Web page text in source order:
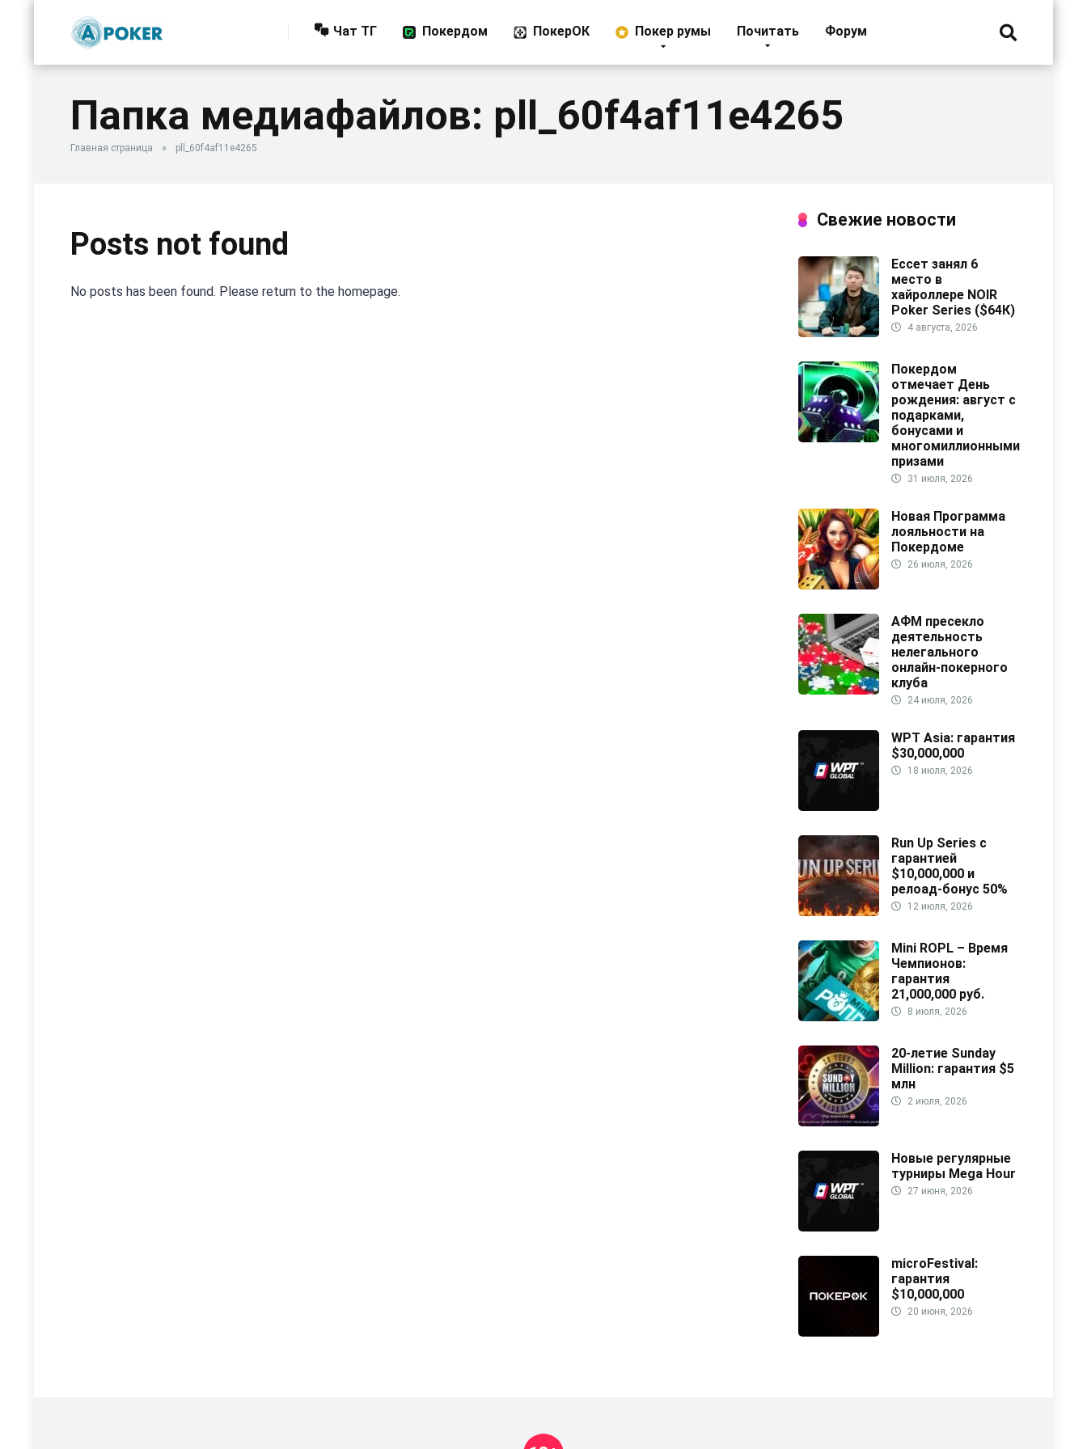
Чат ТГ Покердом ПокерОК Покер румы Почитать Форум
Папка медиафайлов: pll_60f4af11e4265
Главная страница » pll_60f4af11e4265
Posts not found
No posts has been found. Please return to the homepage.
Свежие новости
Ессет занял 6
место в
хайроллере NOIR
Poker Series ($64К)
4 августа, 2026
Покердом
отмечает День
рождения: август с
подарками,
бонусами и
многомиллионными
призами
31 июля, 2026
Новая Программа
лояльности на
Покердоме
26 июля, 2026
АФМ пресекло
деятельность
нелегального
онлайн-покерного
клуба
24 июля, 2026
WPT Asia: гарантия
$30,000,000
18 июля, 2026
Run Up Series с
гарантией
$10,000,000 и
релоад-бонус 50%
12 июля, 2026
Mini ROPL – Время
Чемпионов:
гарантия
21,000,000 руб.
8 июля, 2026
20-летие Sunday
Million: гарантия $5
млн
2 июля, 2026
Новые регулярные
турниры Mega Hour
27 июня, 2026
microFestival:
гарантия
$10,000,000
20 июня, 2026